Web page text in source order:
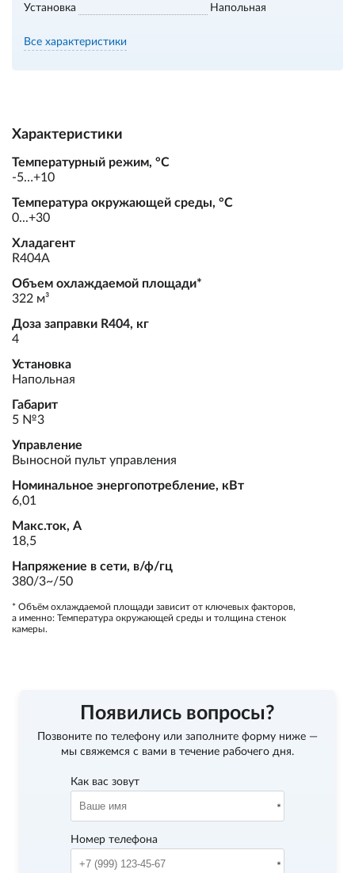
Установка
Напольная
Все характеристики
Характеристики
Температурный режим, °С
-5…+10
Температура окружающей среды, °С
0...+30
Хладагент
R404А
Объем охлаждаемой площади*
322 м³
Доза заправки R404, кг
4
Установка
Напольная
Габарит
5 №3
Управление
Выносной пульт управления
Номинальное энергопотребление, кВт
6,01
Макс.ток, А
18,5
Напряжение в сети, в/ф/гц
380/3~/50
* Объём охлаждаемой площади зависит от ключевых факторов,
а именно: Температура окружающей среды и толщина стенок
камеры.
Появились вопросы?
Позвоните по телефону или заполните форму ниже —
мы свяжемся с вами в течение рабочего дня.
Как вас зовут
Номер телефона